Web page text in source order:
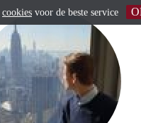
cookies voor de beste service